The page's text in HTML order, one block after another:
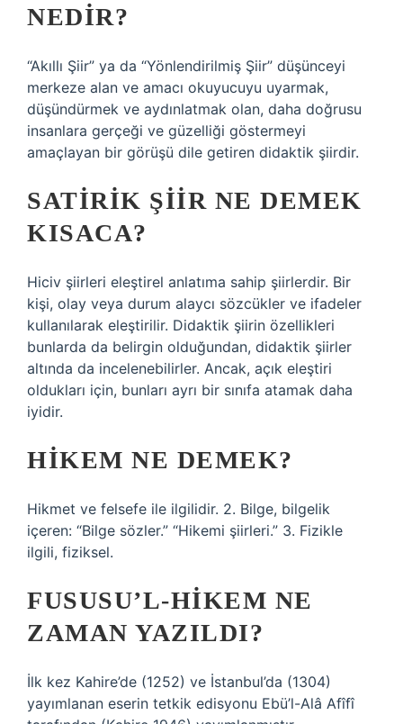
NEDIR?
“Akıllı Şiir” ya da “Yönlendirilmiş Şiir” düşünceyi
merkeze alan ve amacı okuyucuyu uyarmak,
düşündürmek ve aydınlatmak olan, daha doğrusu
insanlara gerçeği ve güzelliği göstermeyi
amaçlayan bir görüşü dile getiren didaktik şiirdir.
SATIRIK ŞIIR NE DEMEK
KISACA?
Hiciv şiirleri eleştirel anlatıma sahip şiirlerdir. Bir
kişi, olay veya durum alaycı sözcükler ve ifadeler
kullanılarak eleştirilir. Didaktik şiirin özellikleri
bunlarda da belirgin olduğundan, didaktik şiirler
altında da incelenebilirler. Ancak, açık eleştiri
oldukları için, bunları ayrı bir sınıfa atamak daha
iyidir.
HIKEM NE DEMEK?
Hikmet ve felsefe ile ilgilidir. 2. Bilge, bilgelik
içeren: “Bilge sözler.” “Hikemi şiirleri.” 3. Fizikle
ilgili, fiziksel.
FUSUSU’L-HIKEM NE
ZAMAN YAZILDI?
İlk kez Kahire’de (1252) ve İstanbul’da (1304)
yayımlanan eserin tetkik edisyonu Ebü’l-Alâ Afîfî